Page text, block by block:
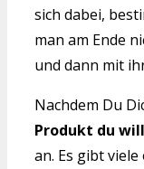
sich dabei,
man am Ende
und dann mit
Nachdem Du
Produkt du
an. Es gibt